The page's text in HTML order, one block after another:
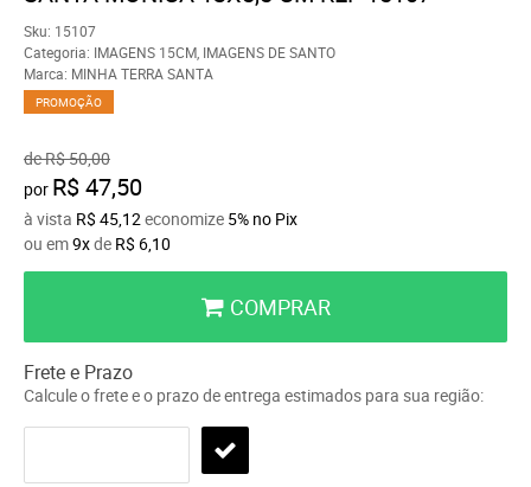
Sku: 15107
Categoria: IMAGENS 15CM IMAGENS DE SANTO
Marca: MINHA TERRA SANTA
PROMOÇÃO
deR$ 50,00
por R$ 47,50
à vista R$ 45,12economize 5% no Pix
ou em9xde R$ 6,10
COMPRAR
Frete e Prazo
Calcule o frete e o prazo de entrega estimados para sua região: